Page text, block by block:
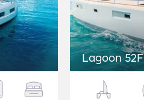
Lagoon 52F